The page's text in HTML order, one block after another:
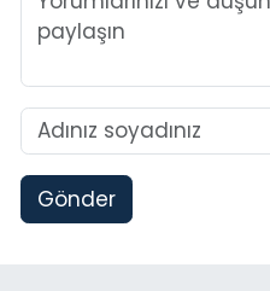
Gönder